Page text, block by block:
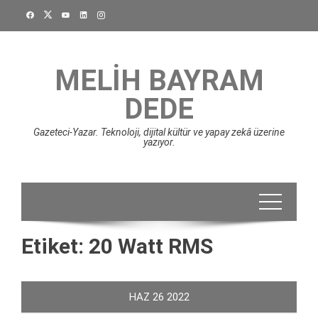
MELIH BAYRAM
DEDE
Gazeteci-Yazar. Teknoloji, dijital kültür ve yapay zekâ üzerine
yazıyor.
Etiket: 20 Watt RMS
HAZ 26 2022